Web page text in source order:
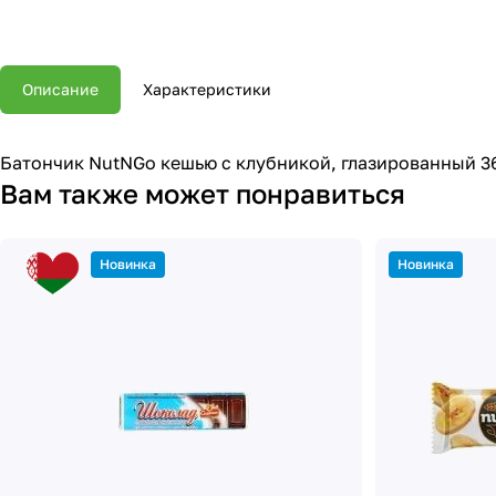
Описание Характеристики
Батончик NutNGo кешью с клубникой, глазированный
Вам также может понравиться
Новинка Новинка